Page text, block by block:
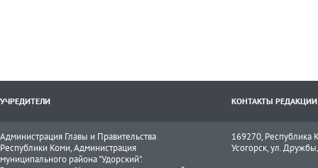
УЧРЕДИТЕЛИ КОНТАКТЫ РЕДАКЦИИ
Администрация Главы и Правительства
Республики Коми, Администрация
муниципального района "Удорский".
169270, Республика
Усогорск, ул.